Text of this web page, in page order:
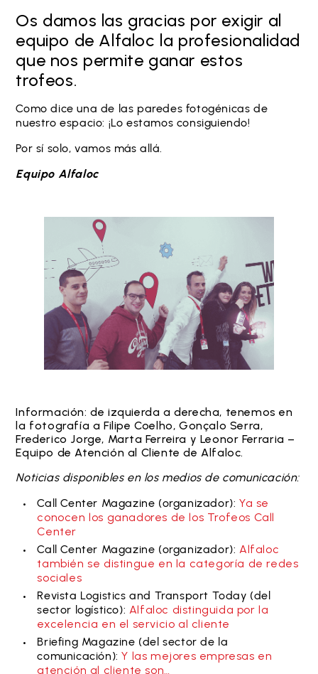
Os damos las gracias por exigir al
equipo de Alfaloc la profesionalidad
que nos permite ganar estos
trofeos.
Como dice una de las paredes fotogénicas de
nuestro espacio: ¡Lo estamos consiguiendo!
Por sí solo, vamos más allá.
Equipo Alfaloc
Información: de izquierda a derecha, tenemos en
la fotografía a Filipe Coelho, Gonçalo Serra,
Frederico Jorge, Marta Ferreira y Leonor Ferraria –
Equipo de Atención al Cliente de Alfaloc.
Noticias disponibles en los medios de comunicación:
Call Center Magazine (organizador): Ya se
conocen los ganadores de los Trofeos Call
Center
Call Center Magazine (organizador): Alfaloc
también se distingue en la categoría de redes
sociales
Revista Logistics and Transport Today (del
sector logístico): Alfaloc distinguida por la
excelencia en el servicio al cliente
Briefing Magazine (del sector de la
comunicación):Y las mejores empresas en
atención al cliente son…